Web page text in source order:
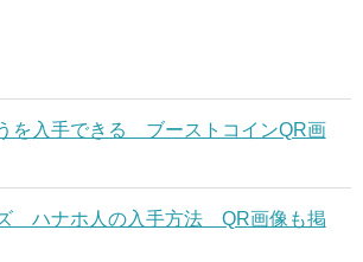
を入手できる ブーストコインQR画
ハナホ人の入手方法 QR画像も掲